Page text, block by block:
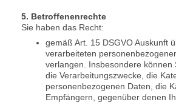
5. Betroffenenrechte
Sie haben das Recht:
gemäß Art. 15 DSGVO Auskunft
verarbeiteten
verlangen. Insbesondere können
die Verarbeitungszwecke, die
personenbezogenen Daten, die
Empfängern, gegenüber denen